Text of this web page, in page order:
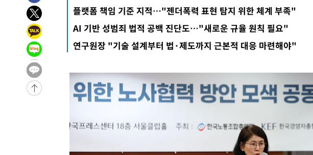
플랫폼 책임 기준 지적…"젠더폭력 표현 탐지 위한 체계 부족"
AI 기반 성범죄 법적 공백 진단도…"새로운 규율 원칙 필요"
연구원장 "기술 설계부터 법·제도까지 근본적 대응 마련해야"